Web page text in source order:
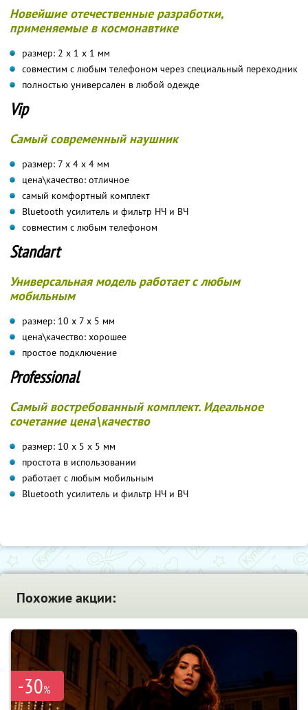
Новейшие отечественные разработки,
применяемые в космонавтике
размер: 2 х 1 х 1 мм
совместим с любым телефоном через специальный переходник
полностью универсален в любой одежде
Vip
Самый современный наушник
размер: 7 х 4 х 4 мм
цена\качество: отличное
самый комфортный комплект
Bluetooth усилитель и фильтр НЧ и ВЧ
совместим с любым телефоном
Standart
Универсальная модель работает с любым
мобильным
размер: 10 х 7 х 5 мм
цена\качество: хорошее
простое подключение
Professional
Самый востребованный комплект. Идеальное
сочетание цена\качество
размер: 10 х 5 х 5 мм
простота в использовании
работает с любым мобильным
Bluetooth усилитель и фильтр НЧ и ВЧ
Похожие акции:
-30%